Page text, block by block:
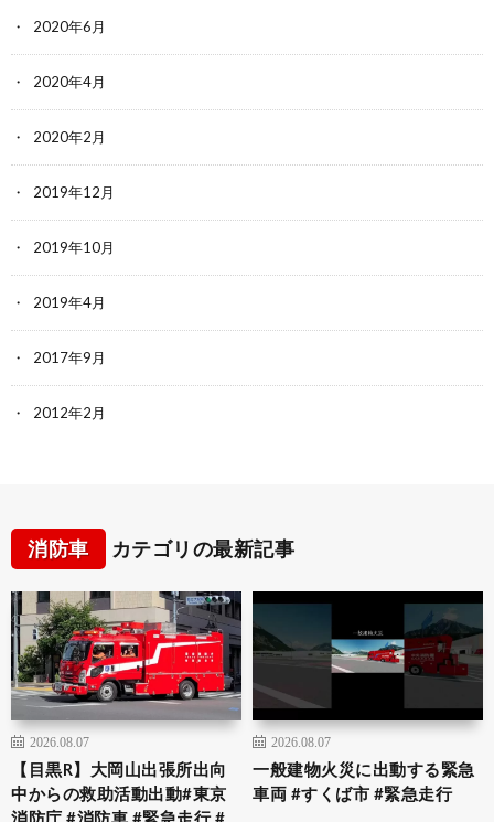
2020年6月
2020年4月
2020年2月
2019年12月
2019年10月
2019年4月
2017年9月
2012年2月
消防車 カテゴリの最新記事
2026.08.07
【目黒R】大岡山出張所出向
中からの救助活動出動#東京
消防庁 #消防車 #緊急走行 #
2026.08.07
一般建物火災に出動する緊急
車両 #すくば市 #緊急走行